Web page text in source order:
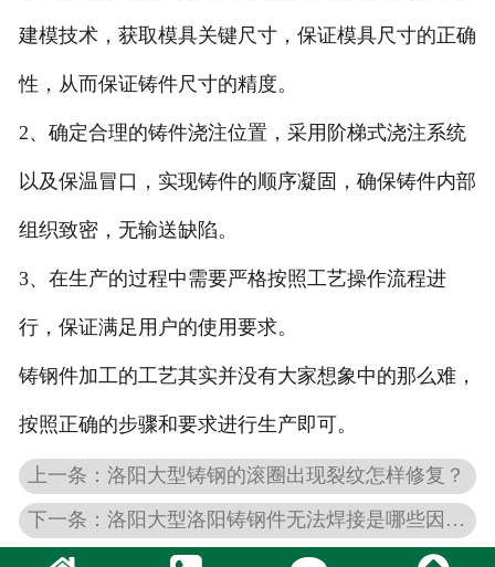
建模技术，获取模具关键尺寸，保证模具尺寸的正确
性，从而保证铸件尺寸的精度。
2、确定合理的铸件浇注位置，采用阶梯式浇注系统
以及保温冒口，实现铸件的顺序凝固，确保铸件内部
组织致密，无输送缺陷。
3、在生产的过程中需要严格按照工艺操作流程进
行，保证满足用户的使用要求。
铸钢件加工的工艺其实并没有大家想象中的那么难，
按照正确的步骤和要求进行生产即可。
上一条：洛阳大型铸钢的滚圈出现裂纹怎样修复？
下一条：洛阳大型洛阳铸钢件无法焊接是哪些因素所导致的？